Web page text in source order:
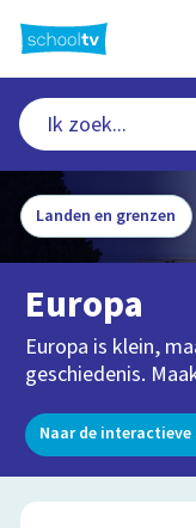
naar
hoofdinhoud
Landen en grenzen
Europa
Europa is klein,
geschiedenis.
Naar de